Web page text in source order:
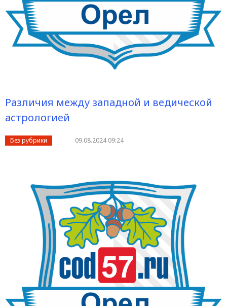
Различия между западной и ведической
астрологией
Без рубрики 09.08.2024 09:24